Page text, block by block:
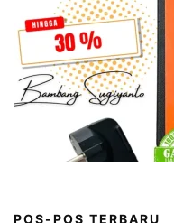
POS-POS TERBARU